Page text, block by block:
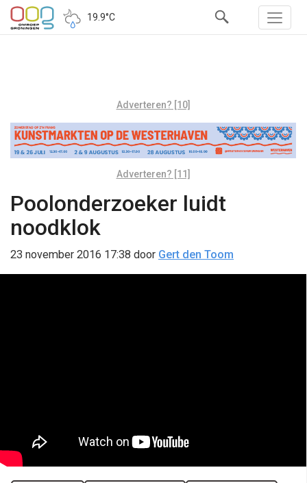
19.9°C
Adverteren? [10]
Adverteren? [11]
Poolonderzoeker luidt
noodklok
23 november 2016 17:38 door Gert den Toom